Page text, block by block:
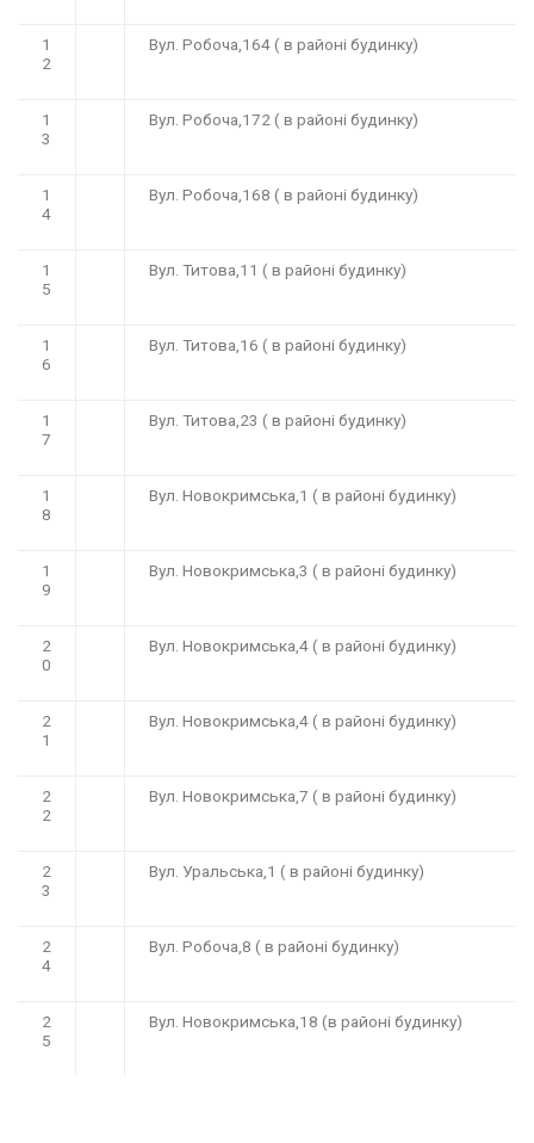
1
2
Вул. Робоча,164 ( в районі будинку)
1
3
Вул. Робоча,172 ( в районі будинку)
1
4
Вул. Робоча,168 ( в районі будинку)
1
5
Вул. Титова,11 ( в районі будинку)
1
6
Вул. Титова,16 ( в районі будинку)
1
7
Вул. Титова,23 ( в районі будинку)
1
8
Вул. Новокримська,1 ( в районі будинку)
1
9
Вул. Новокримська,3 ( в районі будинку)
2
0
Вул. Новокримська,4 ( в районі будинку)
2
1
Вул. Новокримська,4 ( в районі будинку)
2
2
Вул. Новокримська,7 ( в районі будинку)
2
3
Вул. Уральська,1 ( в районі будинку)
2
4
Вул. Робоча,8 ( в районі будинку)
2
5
Вул. Новокримська,18 (в районі будинку)